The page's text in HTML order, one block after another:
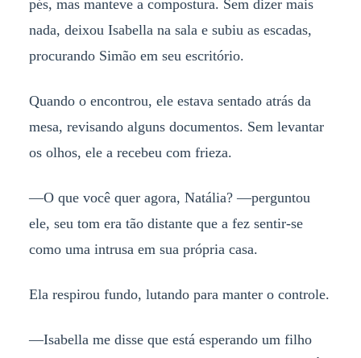
pés, mas manteve a compostura. Sem dizer mais
nada, deixou Isabella na sala e subiu as escadas,
procurando Simão em seu escritório.
Quando o encontrou, ele estava sentado atrás da
mesa, revisando alguns documentos. Sem levantar
os olhos, ele a recebeu com frieza.
—O que você quer agora, Natália? —perguntou
ele, seu tom era tão distante que a fez sentir-se
como uma intrusa em sua própria casa.
Ela respirou fundo, lutando para manter o controle.
—Isabella me disse que está esperando um filho